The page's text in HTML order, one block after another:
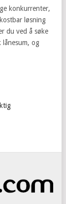
konkurrenter,
løsning
du ved å søke
lånesum, og